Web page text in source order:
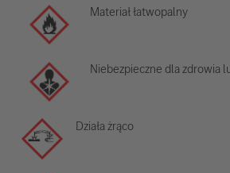
Materiał łatwopalny
Niebezpieczne dla zdrowia
Działa żrąco